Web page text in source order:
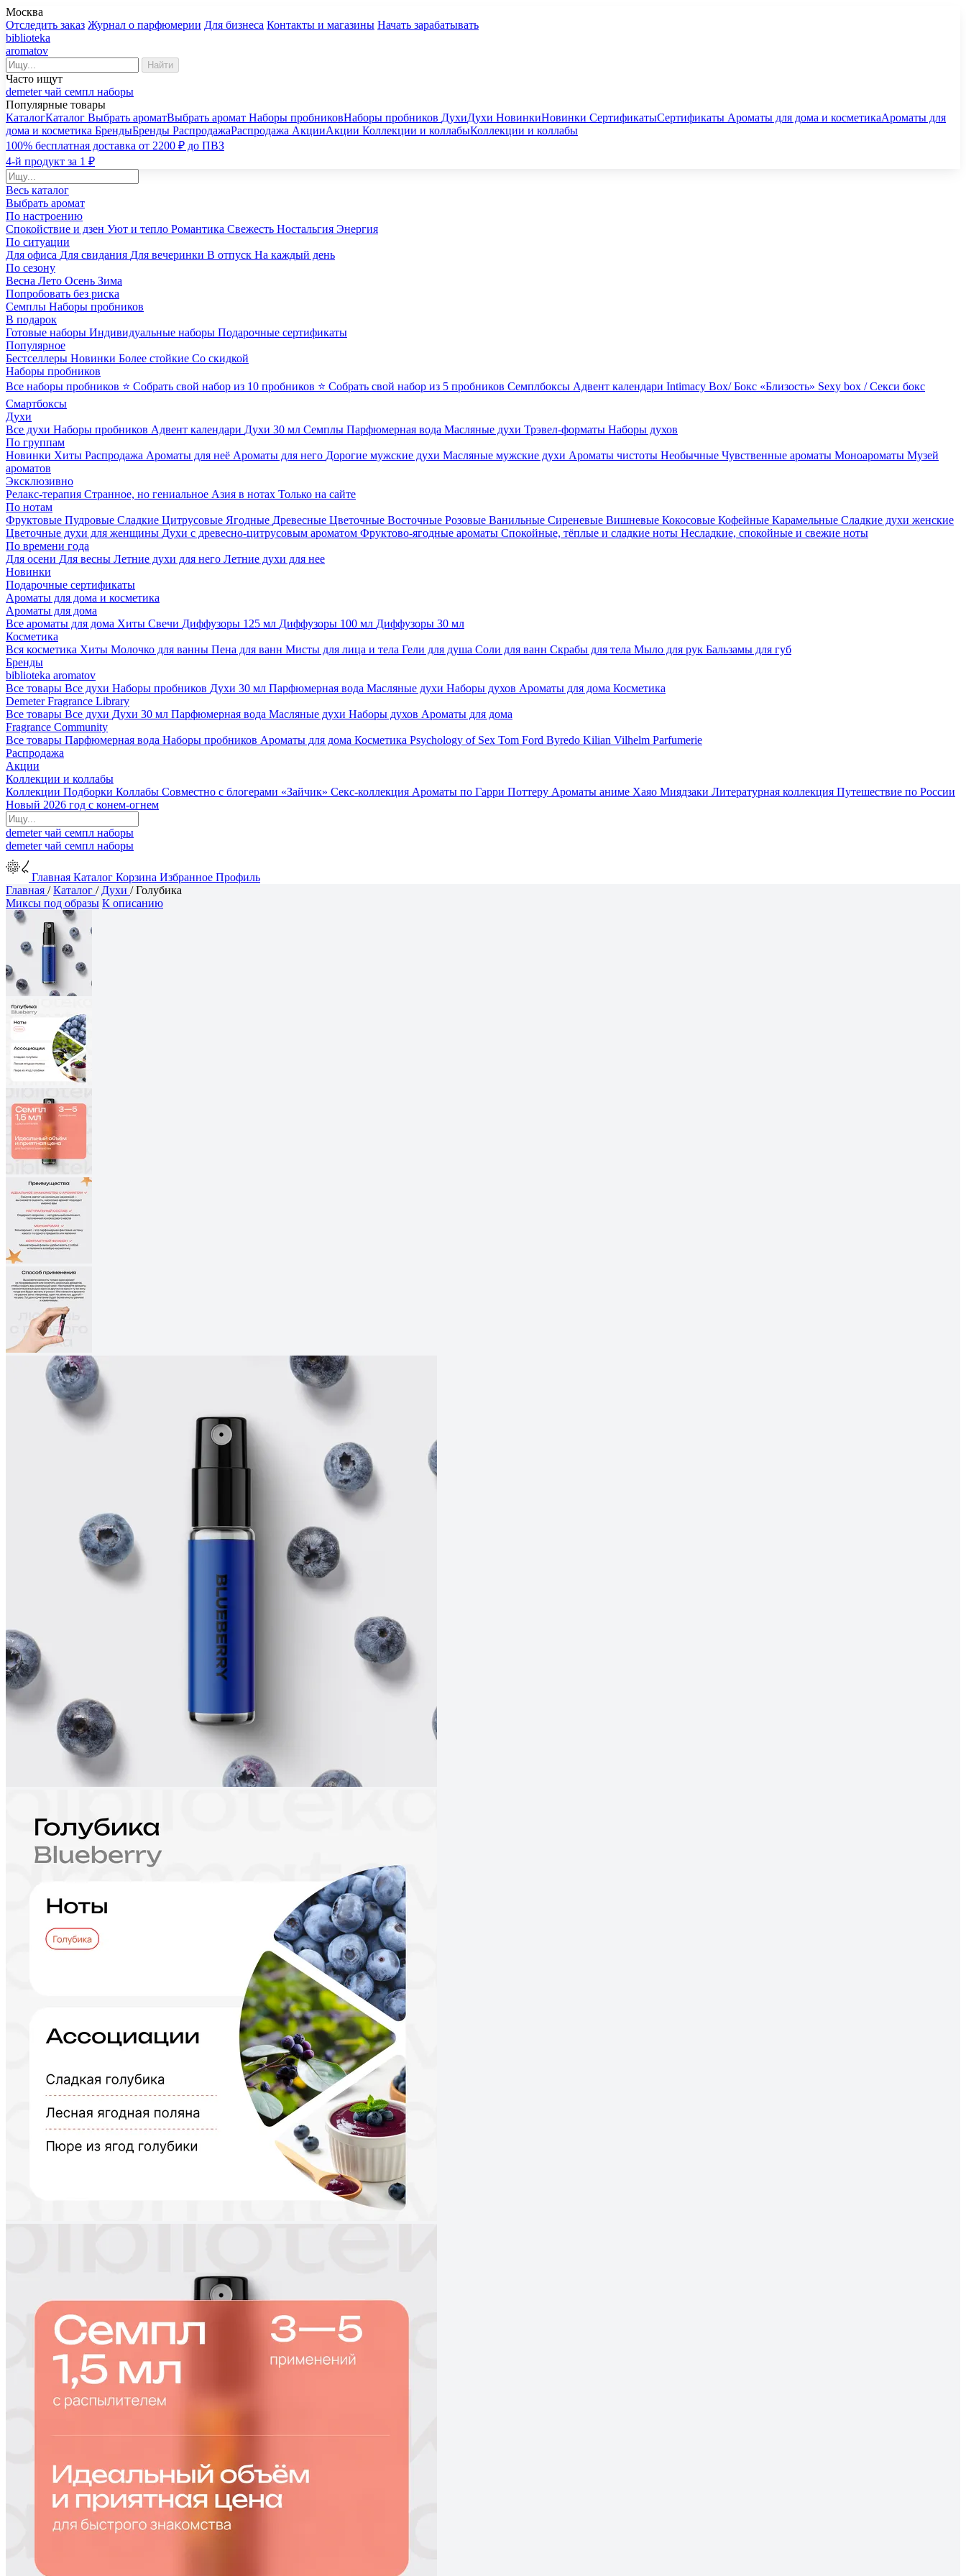
Москва
Отследить заказ Журнал о парфюмерии Для бизнеса Контакты и магазины Начать зарабатывать
biblioteka
aromatov
Найти
Часто ищут
demeterчай семпл наборы
Популярные товары
КаталогКаталог Выбрать ароматВыбрать аромат Наборы пробниковНаборы пробников ДухиДухи НовинкиНовинки СертификатыСертификаты Ароматы для дома и косметикаАроматы для
дома и косметика БрендыБренды РаспродажаРаспродажа АкцииАкции Коллекции и коллабыКоллекции и коллабы
100% бесплатная доставка от 2200 ₽ до ПВЗ
4-й продукт за 1 ₽
Весь каталог
Выбрать аромат
По настроению
Спокойствие и дзен Уют и тепло Романтика Свежесть Ностальгия Энергия
По ситуации
Для офиса Для свидания Для вечеринки В отпуск На каждый день
По сезону
Весна Лето Осень Зима
Попробовать без риска
Семплы Наборы пробников
В подарок
Готовые наборы Индивидуальные наборы Подарочные сертификаты
Популярное
Бестселлеры Новинки Более стойкие Со скидкой
Наборы пробников
Все наборы пробников ⭐ Собрать свой набор из 10 пробников ⭐ Собрать свой набор из 5 пробников Семплбоксы Адвент календари Intimacy Box/ Бокс «Близость» Sexy box / Секси бокс
Смартбоксы
Духи
Все духи Наборы пробников Адвент календари Духи 30 мл Семплы Парфюмерная вода Масляные духи Трэвел-форматы Наборы духов
По группам
Новинки Хиты Распродажа Ароматы для неё Ароматы для него Дорогие мужские духи Масляные мужские духи Ароматы чистоты Необычные Чувственные ароматы Моноароматы Музей
ароматов
Эксклюзивно
Релакс-терапия Странное, но гениальное Азия в нотах Только на сайте
По нотам
Фруктовые Пудровые Сладкие Цитрусовые Ягодные Древесные Цветочные Восточные Розовые Ванильные Сиреневые Вишневые Кокосовые Кофейные Карамельные Сладкие духи женские
Цветочные духи для женщины Духи с древесно-цитрусовым ароматом Фруктово-ягодные ароматы Спокойные, тёплые и сладкие ноты Несладкие, спокойные и свежие ноты
По времени года
Для осени Для весны Летние духи для него Летние духи для нее
Новинки
Подарочные сертификаты
Ароматы для дома и косметика
Ароматы для дома
Все ароматы для дома Хиты Свечи Диффузоры 125 мл Диффузоры 100 мл Диффузоры 30 мл
Косметика
Вся косметика Хиты Молочко для ванны Пена для ванн Мисты для лица и тела Гели для душа Соли для ванн Скрабы для тела Мыло для рук Бальзамы для губ
Бренды
biblioteka aromatov
Все товары Все духи Наборы пробников Духи 30 мл Парфюмерная вода Масляные духи Наборы духов Ароматы для дома Косметика
Demeter Fragrance Library
Все товары Все духи Духи 30 мл Парфюмерная вода Масляные духи Наборы духов Ароматы для дома
Fragrance Community
Все товары Парфюмерная вода Наборы пробников Ароматы для дома Косметика Psychology of Sex Tom Ford Byredo Kilian Vilhelm Parfumerie
Распродажа
Акции
Коллекции и коллабы
Коллекции Подборки Коллабы Совместно с блогерами «Зайчик» Секс-коллекция Ароматы по Гарри Поттеру Ароматы аниме Хаяо Миядзаки Литературная коллекция Путешествие по России
Новый 2026 год с конем-огнем
demeterчай семпл наборы
demeterчай семпл наборы
Главная Каталог Корзина Избранное Профиль
Главная /Каталог / Духи /Голубика
Миксы под образы К описанию